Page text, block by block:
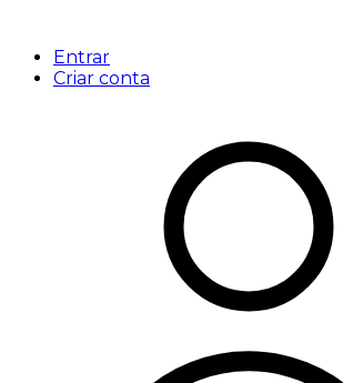
Entrar
Criar conta